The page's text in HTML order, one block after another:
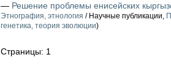
— Решение проблемы енисейских
Этнография, этнология / Научные публикации,
генетика, теория эволюции)
Страницы: 1